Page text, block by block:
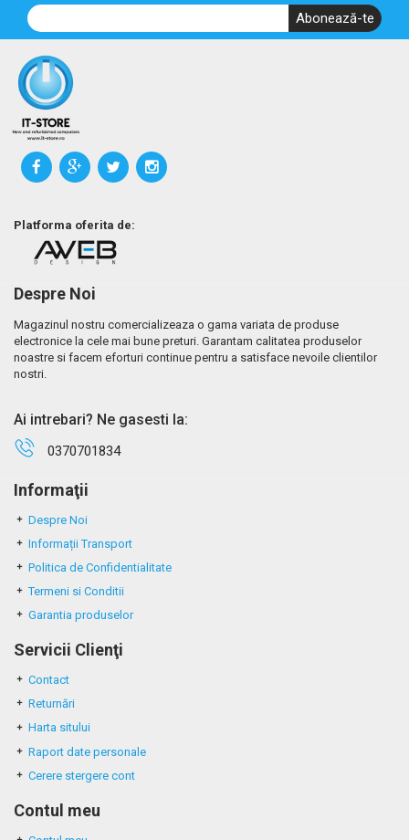
Abonează-te
Platforma oferita de:
Despre Noi
Magazinul nostru comercializeaza o gama variata de produse
electronice la cele mai bune preturi. Garantam calitatea produselor
noastre si facem eforturi continue pentru a satisface nevoile clientilor
nostri.
Ai intrebari? Ne gasesti la:
0370701834
Informaţii
Despre Noi
Informații Transport
Politica de Confidentialitate
Termeni si Conditii
Garantia produselor
Servicii Clienţi
Contact
Returnări
Harta sitului
Raport date personale
Cerere stergere cont
Contul meu